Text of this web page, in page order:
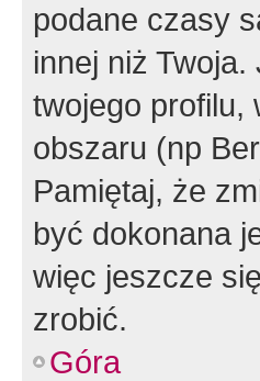
podane czasy
innej niż
twojego profilu,
obszaru (np
Pamiętaj, że
być dokonana
więc jeszcze
zrobić.
Góra